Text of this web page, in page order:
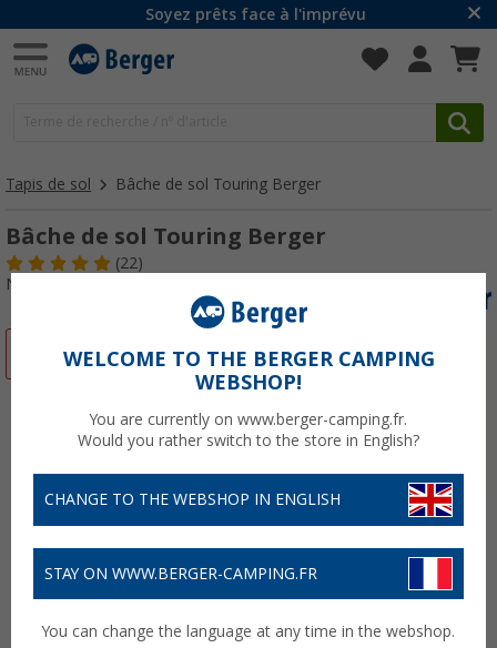
Soyez prêts face à l'imprévu
Tapis de sol Bâche de sol Touring Berger
Bâche de sol Touring Berger
(22)
N° d'art : 327610
-16%WELCOME TO THE BERGER CAMPING
WEBSHOP!
You are currently on www.berger-camping.fr.
Would you rather switch to the store in English?
CHANGE TO THE WEBSHOP IN ENGLISH
STAY ON WWW.BERGER-CAMPING.FR
You can change the language at any time in the webshop.